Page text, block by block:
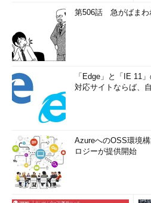
第506話 急がばまわ
「Edge」と「IE 11
対応サイトならば、
AzureへのOSS環境
ロジーが提供開始